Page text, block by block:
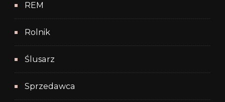
REM
Rolnik
Ślusarz
Sprzedawca